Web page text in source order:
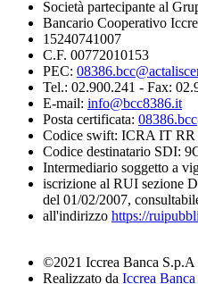
Società partecipante al
Bancario Cooperativo
15240741007
C.F. 00772010153
PEC:
Tel.: 02.900.241 - Fax:
E-mail: info@bcc8386.it
Posta certificata:
Codice swift: ICRA IT
Codice destinatario SDI:
Intermediario soggetto a
iscrizione al RUI sezione
del 01/02/2007,
all'indirizzo https://
©2021 Iccrea Banca S.p.A
Realizzato da Iccrea